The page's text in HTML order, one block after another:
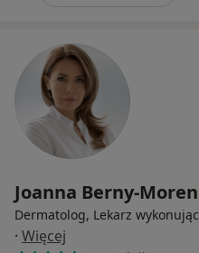
Joanna Berny-
Dermatolog, Lekarz
· Więcej